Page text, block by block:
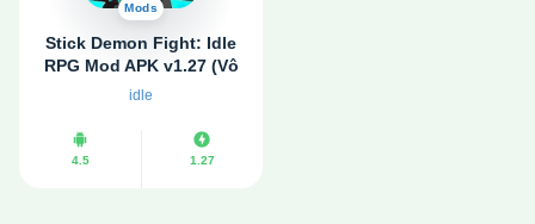
Mods
Stick Demon Fight: Idle
RPG Mod APK v1.27 (Vô
hạn tiền, đá quý)
idle
4.5 1.27